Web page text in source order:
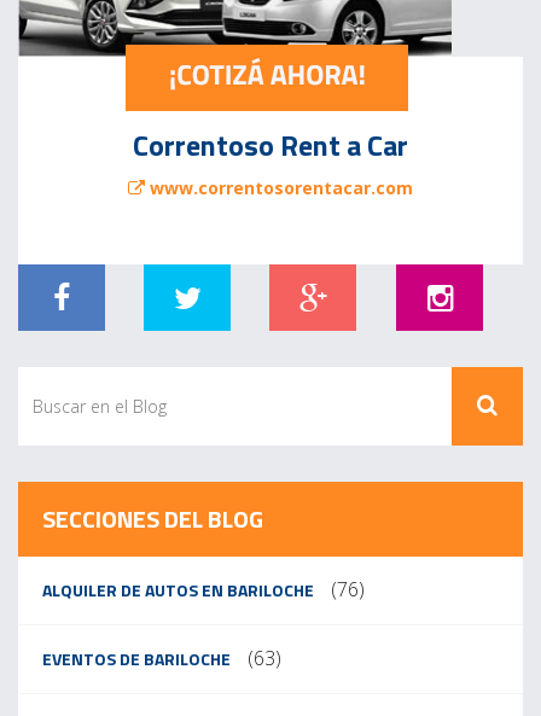
Correntoso Rent a Car
www.correntosorentacar.com
SECCIONES DEL BLOG
ALQUILER DE AUTOS EN BARILOCHE (76)
EVENTOS DE BARILOCHE (63)